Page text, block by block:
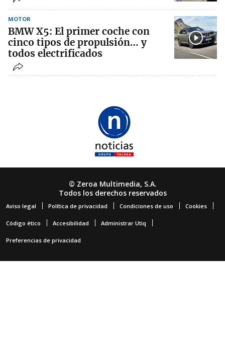
MOTOR
BMW X5: El primer coche con
cinco tipos de propulsión… y
todos electrificados
© Zeroa Multimedia, S.A.
Todos los derechos reservados
Aviso legal Política de privacidad Condiciones de uso Cookies
Código ético Accesibilidad Administrar Utiq
Preferencias de privacidad